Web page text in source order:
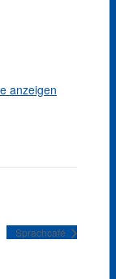
anzeigen
Sprachcafé